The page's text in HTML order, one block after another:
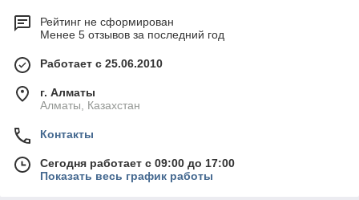
Рейтинг не сформирован
Менее 5 отзывов за последний год
Работает с 25.06.2010
г. Алматы
Алматы, Казахстан
Контакты
Сегодня работает с 09:00 до 17:00
Показать весь график работы